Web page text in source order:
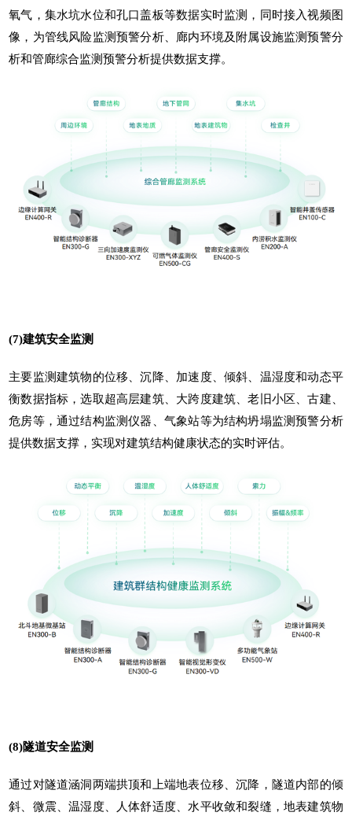
氧气，集水坑水位和孔口盖板等数据实时监测，同时接入视频图
像，为管线风险监测预警分析、廊内环境及附属设施监测预警分
析和管廊综合监测预警分析提供数据支撑。
(7)建筑安全监测
主要监测建筑物的位移、沉降、加速度、倾斜、温湿度和动态平
衡数据指标，选取超高层建筑、大跨度建筑、老旧小区、古建、
危房等，通过结构监测仪器、气象站等为结构坍塌监测预警分析
提供数据支撑，实现对建筑结构健康状态的实时评估。
(8)隧道安全监测
通过对隧道涵洞两端拱顶和上端地表位移、沉降，隧道内部的倾
斜、微震、温湿度、人体舒适度、水平收敛和裂缝，地表建筑物